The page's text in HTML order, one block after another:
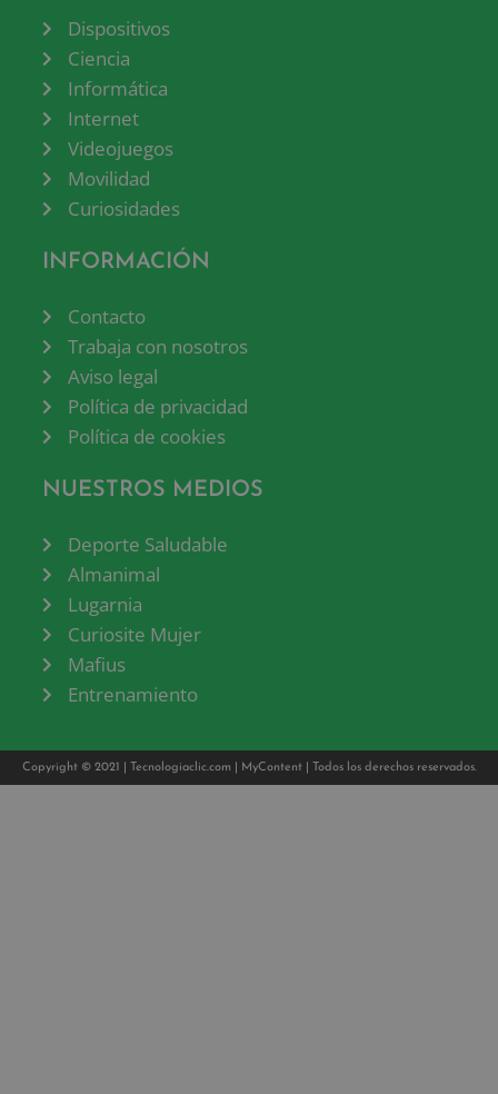
Dispositivos
Ciencia
Informática
Internet
Videojuegos
Movilidad
Curiosidades
INFORMACIÓN
Contacto
Trabaja con nosotros
Aviso legal
Política de privacidad
Política de cookies
NUESTROS MEDIOS
Deporte Saludable
Almanimal
Lugarnia
Curiosite Mujer
Mafius
Entrenamiento
Copyright © 2021 | Tecnologiaclic.com MyContent| Todos los derechos reservados.